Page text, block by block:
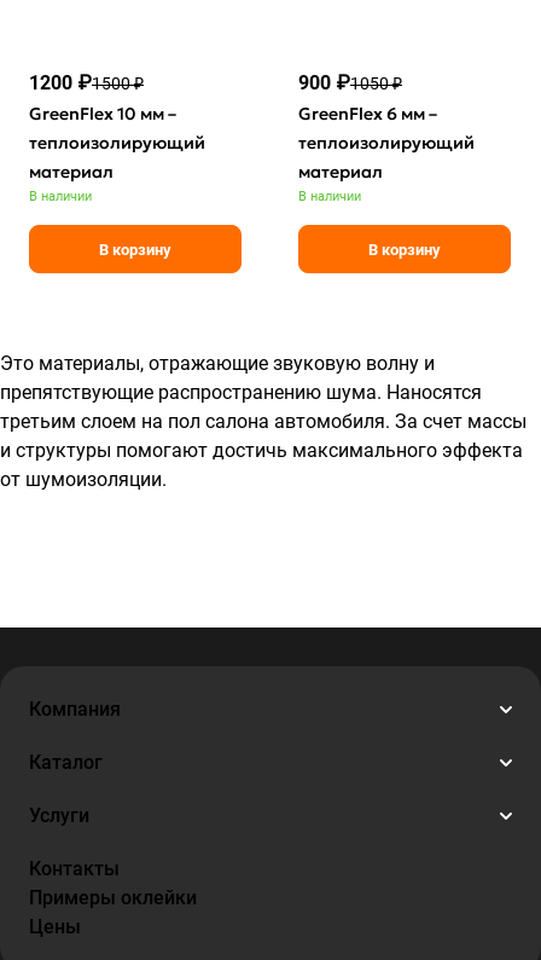
1200 ₽1500 ₽
GreenFlex 10 мм –
теплоизолирующий
материал
В наличии
В корзину
900 ₽1050 ₽
GreenFlex 6 мм –
теплоизолирующий
материал
В наличии
В корзину
Это материалы, отражающие звуковую волну и
препятствующие распространению шума. Наносятся
третьим слоем на пол салона автомобиля. За счет массы
и структуры помогают достичь максимального эффекта
от шумоизоляции.
Компания
Каталог
Услуги
Контакты
Примеры оклейки
Цены